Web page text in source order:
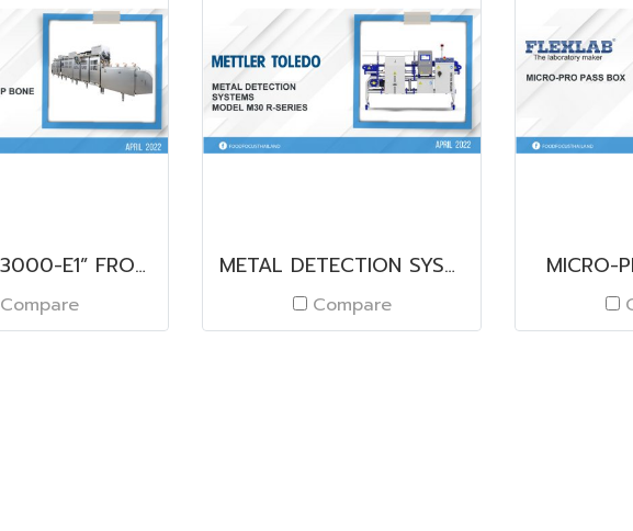
YIELDAS “3000-E1” FRONT HALF / WITH HIP BONE DEBONING MACHINE
Compare
METAL DETECTION SYSTEMS MODEL M30 R-SERIES
Compare
MICRO-